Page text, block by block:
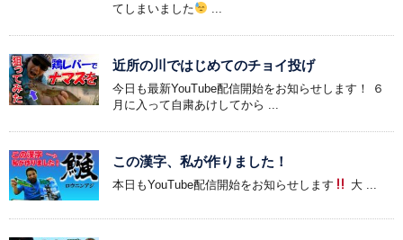
てしまいました
近所の川ではじめてのチョイ投げ
今日も最新YouTube配信開始をお知らせします！ ６
月に入って自粛あけしてから ...
この漢字、私が作りました！
本日もYouTube配信開始をお知らせします 大 ...